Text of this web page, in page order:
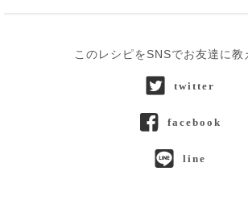
このレシピをSNSでお友達に教
twitter
facebook
line